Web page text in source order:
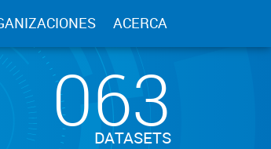
ACERCA
063
DATASETS